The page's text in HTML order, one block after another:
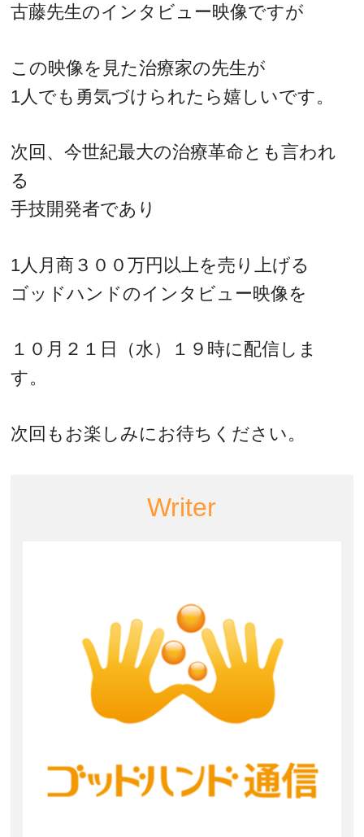
古藤先生のインタビュー映像ですが
この映像を見た治療家の先生が
1人でも勇気づけられたら嬉しいです。
次回、今世紀最大の治療革命とも言われ
る
手技開発者であり
1人月商３００万円以上を売り上げる
ゴッドハンドのインタビュー映像を
１０月２１日（水）１９時に配信しま
す。
次回もお楽しみにお待ちください。
Writer